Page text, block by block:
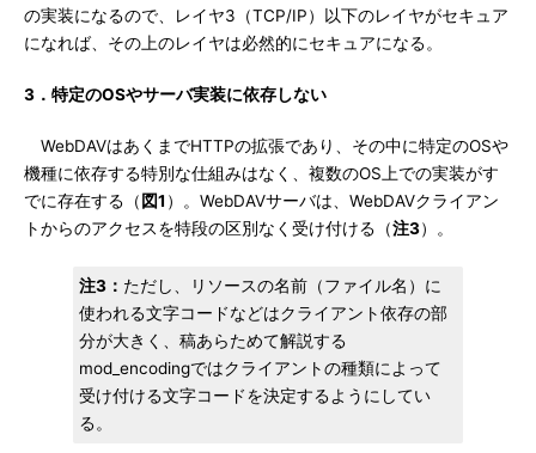
の実装になるので、レイヤ3（TCP/IP）以下のレイヤがセキュア
になれば、その上のレイヤは必然的にセキュアになる。
3．特定のOSやサーバ実装に依存しない
WebDAVはあくまでHTTPの拡張であり、その中に特定のOSや
機種に依存する特別な仕組みはなく、複数のOS上での実装がす
でに存在する（ 図1 ）。WebDAVサーバは、WebDAVクライアン
トからのアクセスを特段の区別なく受け付ける（注3）。
注3： ただし、リソースの名前（ファイル名）に
使われる文字コードなどはクライアント依存の部
分が大きく、稿あらためて解説する
mod_encodingではクライアントの種類によって
受け付ける文字コードを決定するようにしてい
る。